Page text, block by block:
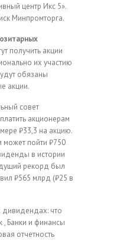
центр Икс 5».
Минпромторга.
получить акции
их участию
обязаны
акции.
совет
акционерам
₽33,3 на акцию.
может пойти ₽750
в истории
рекорд был
₽565 млрд (₽25 в
что
, Банки и финансы
отчетность